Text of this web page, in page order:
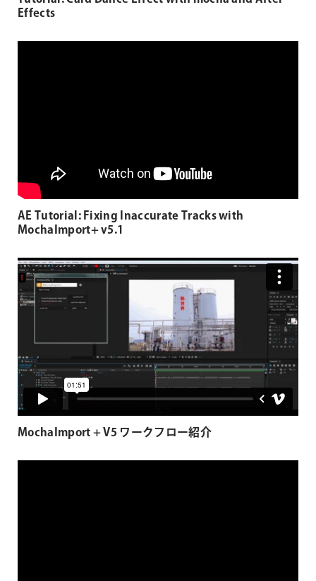
Effects
AE Tutorial: Fixing Inaccurate Tracks with
MochaImport+ v5.1
MochaImport + V5 ワークフロー紹介